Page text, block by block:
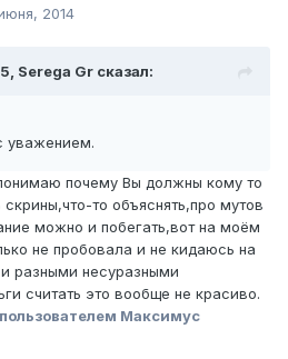
2014
Serega Gr сказал:
уважением.
почему Вы должны кому то
то объяснять,про мутов
можно и побегать,вот на моём
не пробовала и не кидаюсь на
разными несуразными
считать это вообще не красиво.
пользователем Максимус